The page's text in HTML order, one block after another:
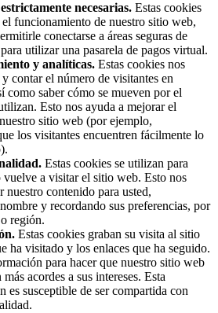
necesarias. Estas cookies
el funcionamiento de nuestro sitio web,
conectarse a áreas seguras de
utilizar una pasarela de pagos virtual.
y analíticas. Estas cookies nos
contar el número de visitantes en
como saber cómo se mueven por el
Esto nos ayuda a mejorar el
sitio web (por ejemplo,
los visitantes encuentren fácilmente lo
Estas cookies se utilizan para
vuelve a visitar el sitio web. Esto nos
nuestro contenido para usted,
y recordando sus preferencias, por
región.
Estas cookies graban su visita al sitio
ha visitado y los enlaces que ha seguido.
para hacer que nuestro sitio web
acordes a sus intereses. Esta
es susceptible de ser compartida con